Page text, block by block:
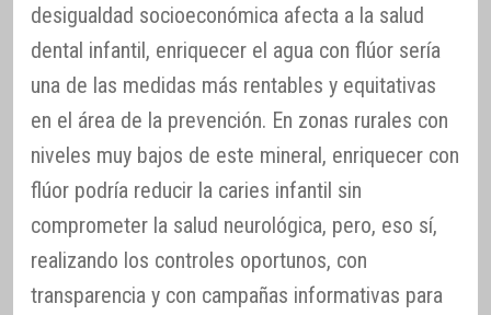
desigualdad socioeconómica afecta a la salud
dental infantil, enriquecer el agua con flúor sería
una de las medidas más rentables y equitativas
en el área de la prevención. En zonas rurales con
niveles muy bajos de este mineral, enriquecer con
flúor podría reducir la caries infantil sin
comprometer la salud neurológica, pero, eso sí,
realizando los controles oportunos, con
transparencia y con campañas informativas para